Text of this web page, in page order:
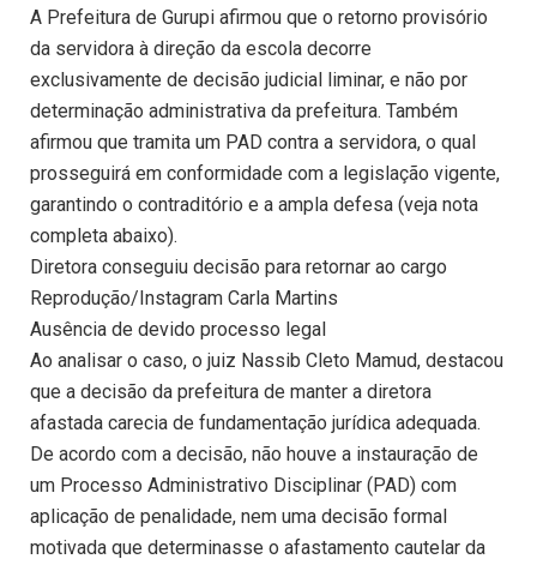
A Prefeitura de Gurupi afirmou que o retorno provisório
da servidora à direção da escola decorre
exclusivamente de decisão judicial liminar, e não por
determinação administrativa da prefeitura. Também
afirmou que tramita um PAD contra a servidora, o qual
prosseguirá em conformidade com a legislação vigente,
garantindo o contraditório e a ampla defesa (veja nota
completa abaixo).
Diretora conseguiu decisão para retornar ao cargo
Reprodução/Instagram Carla Martins
Ausência de devido processo legal
Ao analisar o caso, o juiz Nassib Cleto Mamud, destacou
que a decisão da prefeitura de manter a diretora
afastada carecia de fundamentação jurídica adequada.
De acordo com a decisão, não houve a instauração de
um Processo Administrativo Disciplinar (PAD) com
aplicação de penalidade, nem uma decisão formal
motivada que determinasse o afastamento cautelar da